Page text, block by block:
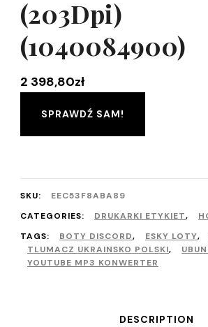
(203Dpi)
(1040084900)
2 398,80zł
SPRAWDŹ SAM!
SKU:
EEC53F8ABA89
CATEGORIES:
DRUKARKI ETYKIET,
TAGS:
BOTY DISCORD, ESKY LOTY,
TLUMACZ UKRAINSKO POLSKI,
YOUTUBE MP3 KONWERTER
DESCRIPTION